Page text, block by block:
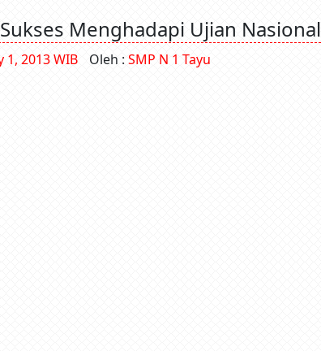
Menghadapi Ujian Nasional
1, 2013 WIB Oleh :SMP N 1 Tayu